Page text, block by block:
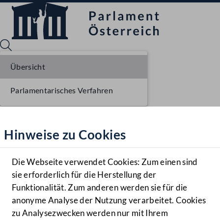
Hilfe
Benutzer
Navigationsmenü öffnen
MENÜ
Hinweise zu Cookies
Die Webseite verwendet Cookies: Zum einen sind
sie erforderlich für die Herstellung der
Funktionalität. Zum anderen werden sie für die
anonyme Analyse der Nutzung verarbeitet. Cookies
zu Analysezwecken werden nur mit Ihrem
Übersicht
Parlamentarisches Verfahren